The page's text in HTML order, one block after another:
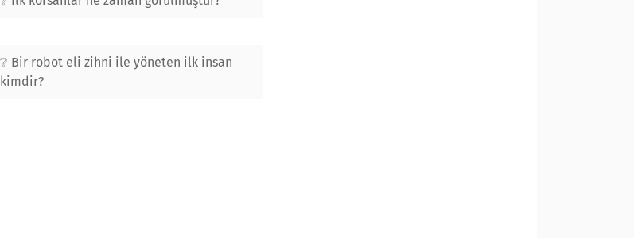
Bir robot eli zihni ile yöneten ilk insan
kimdir?